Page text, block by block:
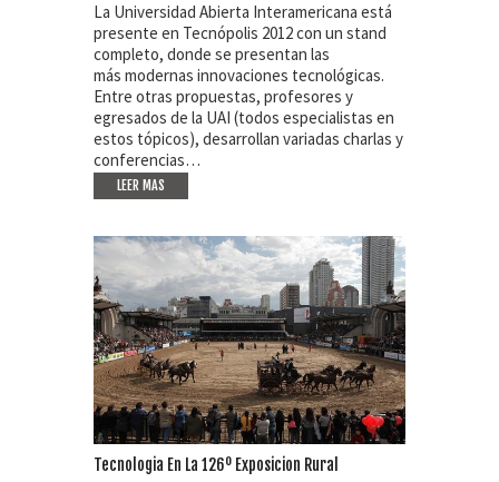
La Universidad Abierta Interamericana está
presente en Tecnópolis 2012 con un stand
completo, donde se presentan las
más modernas innovaciones tecnológicas.
Entre otras propuestas, profesores y
egresados de la UAI (todos especialistas en
estos tópicos), desarrollan variadas charlas y
conferencias…
LEER MAS
Tecnologia En La 126º Exposicion Rural